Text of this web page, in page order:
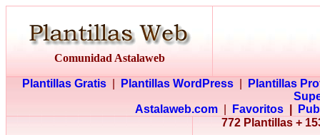
Comunidad Astalaweb
Plantillas Gratis Plantillas WordPress
Plantillas
Astalaweb.com
Favoritos
772 Plantillas +